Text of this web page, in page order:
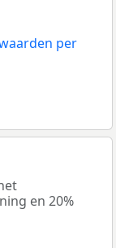
per
en 20%